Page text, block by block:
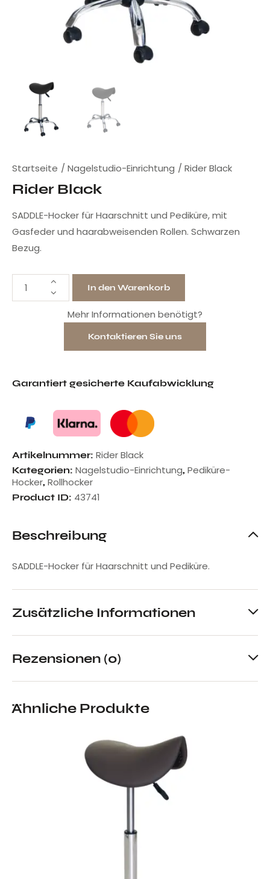
Startseite Nagelstudio-Einrichtung Rider Black
Rider Black
SADDLE-Hocker für Haarschnitt und Pediküre, mit
Gasfeder und haarabweisenden Rollen. Schwarzen
Bezug.
In den Warenkorb
Mehr Informationen benötigt?
Kontaktieren Sie uns
Garantiert gesicherte Kaufabwicklung
Artikelnummer: Rider Black
Kategorien: Nagelstudio-Einrichtung, Pediküre-
Hocker, Rollhocker
Product ID: 43741
Beschreibung
SADDLE-Hocker für Haarschnitt und Pediküre.
Zusätzliche Informationen
Rezensionen (0)
Ähnliche Produkte